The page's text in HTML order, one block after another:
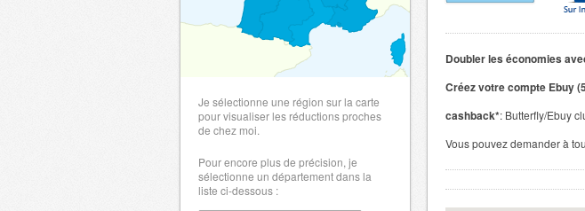
Doubler les économies
Créez votre compte Ebuy
cashback*: Butterfly/Ebuy
Vous pouvez demander à
Je sélectionne une région sur la carte
pour visualiser les réductions proches
de chez moi.
Pour encore plus de précision, je
sélectionne un département dans la
liste ci-dessous :